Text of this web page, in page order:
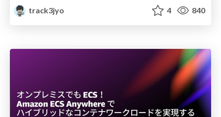
track3jyo
4 840